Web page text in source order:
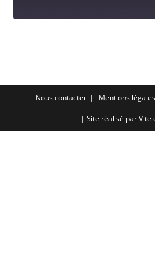
EMBEDNous contacter Mentions légales
| Site réalisé parVite